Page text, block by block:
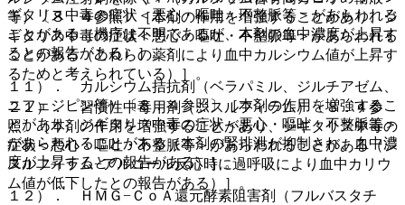
等）〔８．４参照〕［本剤の作用を増強することがあり、ジ
ギタリス中毒の症状＜悪心・嘔吐・不整脈等＞があらわれる
ことがある（これらの薬剤により血中カルシウム値が上昇す
るためと考えられている）］。
２１）． 習慣性中毒用剤（ジスルフィラム）〔８．４参
照〕［本剤の作用を増強することがあり、ジギタリス中毒の
症状＜悪心・嘔吐・不整脈等＞があらわれることがある（ジ
スルフィラム−アルコール反応時に過呼吸により血中カリウ
ム値が低下したとの報告がある）］。
ギタリス中毒の症状＜悪心・嘔吐・不整脈等＞があらわれる
ことがある（機序は不明であるが、本剤の血中濃度が上昇す
るとの報告がある）］。
１１）． カルシウム拮抗剤（ベラパミル、ジルチアゼム、
ニフェジピン等）〔８．４参照〕［本剤の作用を増強するこ
とがあり、ジギタリス中毒の症状＜悪心・嘔吐・不整脈等＞
があらわれることがある（本剤の腎排泄が抑制され、血中濃
度が上昇するとの報告がある）］。
１２）． ＨＭＧ−ＣｏＡ還元酵素阻害剤（フルバスタチ